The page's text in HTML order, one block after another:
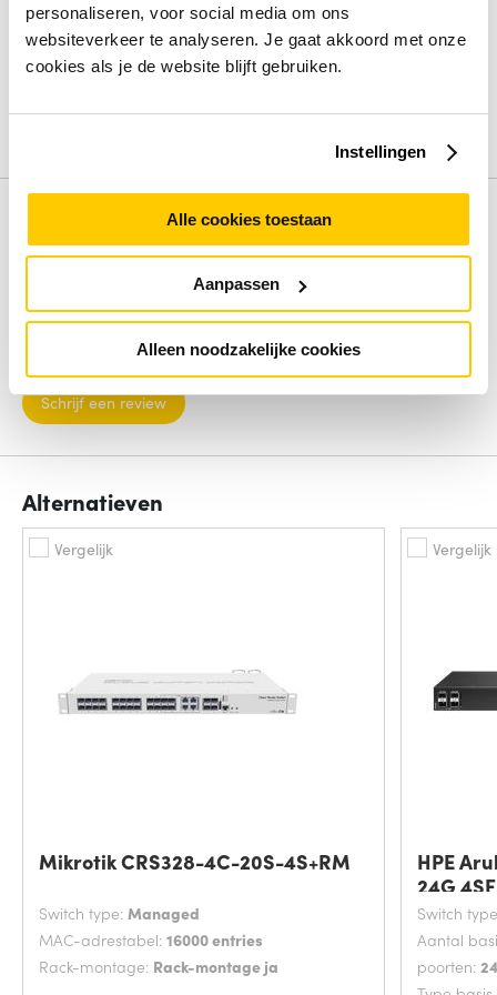
personaliseren, voor social media om ons
websiteverkeer te analyseren. Je gaat akkoord met onze
cookies als je de website blijft gebruiken.
Instellingen
Alle cookies toestaan
Aanpassen
Alleen noodzakelijke cookies
Switch typeManaged
Power over Ethernet (PoE)
Ja
Type basis-switching RJ-45 Ethernet-poorten
Switch-laagL3
Beoordelingen binnenkort beschikbaar
Schrijf een review
Alternatieven
Vergelijk
Mikrotik CRS328-4C-20S-4S+RM
Switch type: Managed
MAC-adrestabel: 16000 entries
Rack-montage: Rack-montage ja
Vergelijk
HPE
24G
Switch
Aantal
poorten: